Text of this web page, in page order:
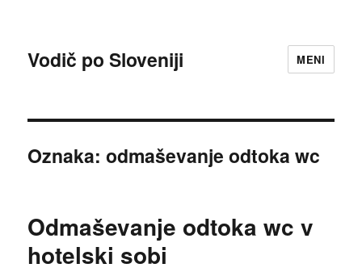
Vodič po Sloveniji MENI
Oznaka:odmaševanje odtoka wc
Odmaševanje odtoka wc v
hotelski sobi